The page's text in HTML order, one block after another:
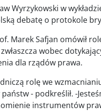
Wyrzykowski w
debatę o protokole
Marek Safjan omówił
wobec
dla rządów prawa.
rolę we
- podkreślił. -
instrumentów